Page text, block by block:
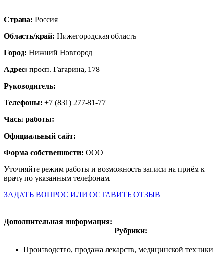
Страна: Россия
Область/край: Нижегородская область
Город: Нижний Новгород
Адрес: просп. Гагарина, 178
Руководитель: —
Телефоны: +7 (831) 277-81-77
Часы работы: —
Официальный сайт: —
Форма собственности: ООО
Уточняйте режим работы и возможность записи на приём к
врачу по указанным телефонам.
ЗАДАТЬ ВОПРОС ИЛИ ОСТАВИТЬ ОТЗЫВ
Дополнительная информация:
—
Рубрики:
Производство, продажа лекарств, медицинской техники